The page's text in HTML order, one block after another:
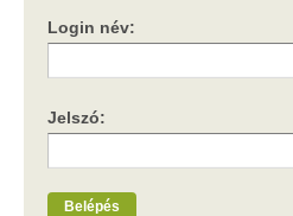
Login név:
Jelszó:
Belépés